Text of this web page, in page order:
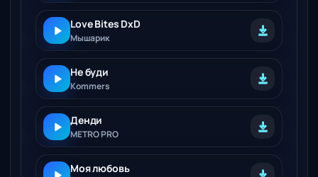
Love Bites DxD
Мышарик
Не буди
Kommers
Денди
METRO PRO
Моя любовь